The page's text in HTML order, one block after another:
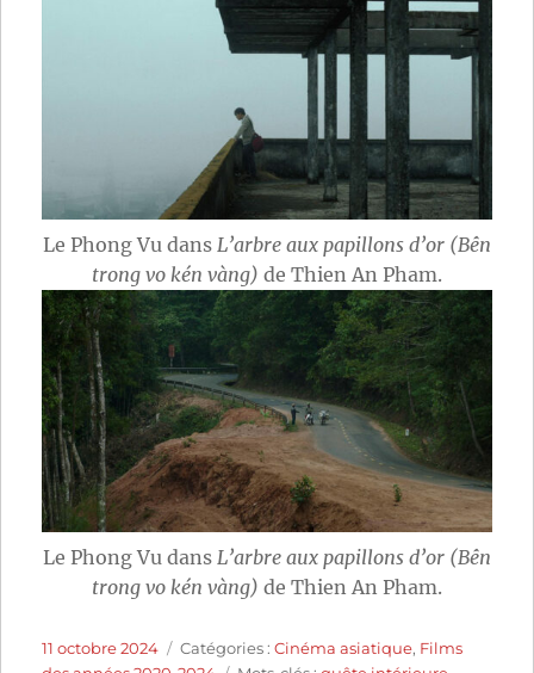
Le Phong Vu dans L’arbre aux papillons d’or (Bên
trong vo kén vàng) de Thien An Pham.
Le Phong Vu dans L’arbre aux papillons d’or (Bên
trong vo kén vàng) de Thien An Pham.
Publié
11 octobre 2024 Catégories
Catégories :Cinéma asiatique, Films